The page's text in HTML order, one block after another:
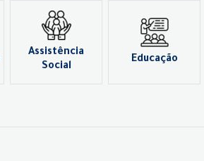
Assistência
Social
Educação